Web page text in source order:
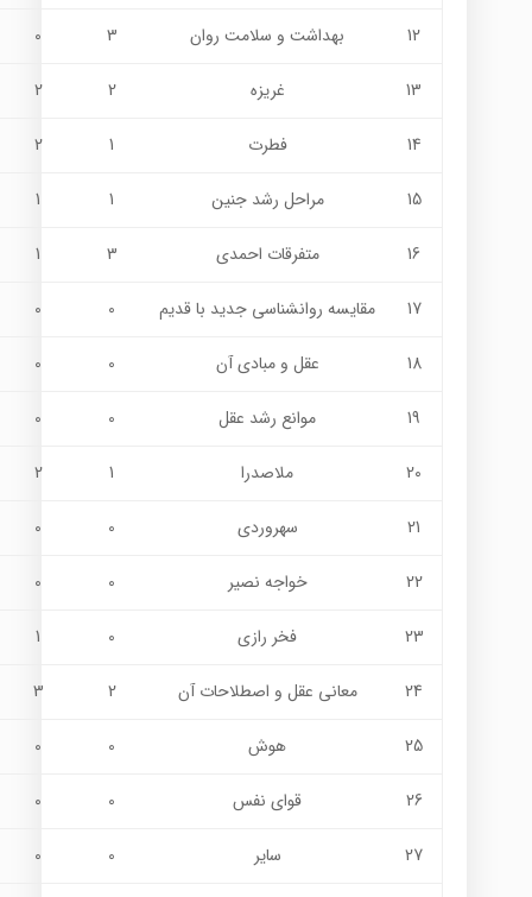
12 بهداشت و سلامت روان 3
0
13 غریزه 2
2
14 فطرت 1
2
15 مراحل رشد جنین 1
1
16 متفرقات احمدی 3
1
17 مقایسه روانشناسی جدید با قدیم 0
0
18 عقل و مبادی آن 0
0
19 موانع رشد عقل 0
0
20 ملاصدرا 1
2
21 سهروردی 0
0
22 خواجه نصیر 0
0
23 فخر رازی 0
1
24 معانی عقل و اصطلاحات آن 2
3
25 هوش 0
0
26 قواي نفس 0
0
27 ساير 0
0